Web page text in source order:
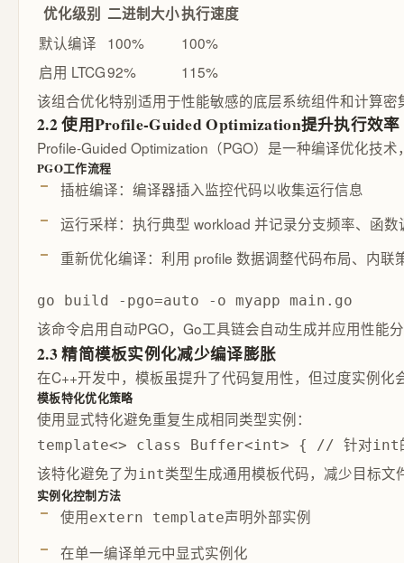
优化级别 二进制大小执行速度
默认编译
100%
100%
启用 LTCG92%
115%
该组合优化特别适用于性能敏感的底层系统组件和计算密
2.2 使用Profile-Guided Optimization提升执行效率
Profile-Guided Optimization（PGO）是一种编译优化技
PGO工作流程
插桩编译：编译器插入监控代码以收集运行信息
运行采样：执行典型 workload 并记录分支频率、函数
重新优化编译：利用 profile 数据调整代码布局、内联
go build -pgo=auto -o myapp main.go
该命令启用自动PGO，Go工具链会自动生成并应用性能
2.3 精简模板实例化减少编译膨胀
在C++开发中，模板虽提升了代码复用性，但过度实例
模板特化优化策略
使用显式特化避免重复生成相同类型实例：
template<> class Buffer<int> { // 针对int
该特化避免了为int类型生成通用模板代码，减少目标文
实例化控制方法
使用extern template声明外部实例
在单一编译单元中显式实例化